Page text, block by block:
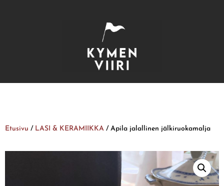
Etusivu / LASI & KERAMIIKKA / Apila jalallinen jälkiruokamalja